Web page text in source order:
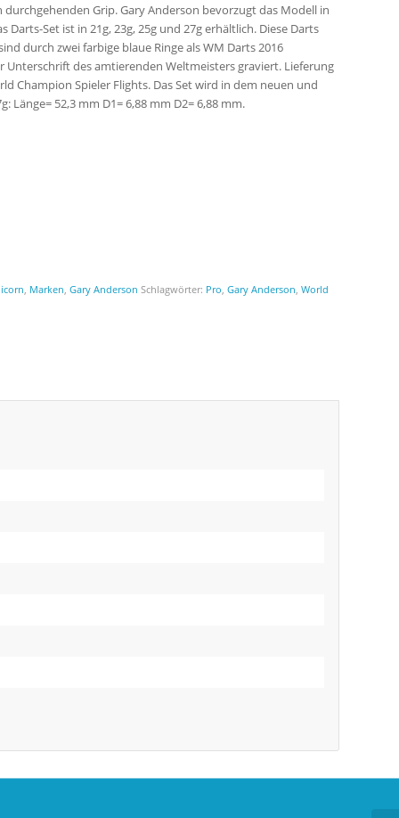
Grip. Gary Anderson bevorzugt das Modell in
Set ist in 21g, 23g, 25g und 27g erhältlich. Diese Darts
durch zwei farbige blaue Ringe als WM Darts 2016
des amtierenden Weltmeisters graviert. Lieferung
Champion Spieler Flights. Das Set wird in dem neuen und
Länge= 52,3 mm D1= 6,88 mm D2= 6,88 mm.
Marken ,Gary Anderson Schlagwörter: Pro ,Gary Anderson ,World